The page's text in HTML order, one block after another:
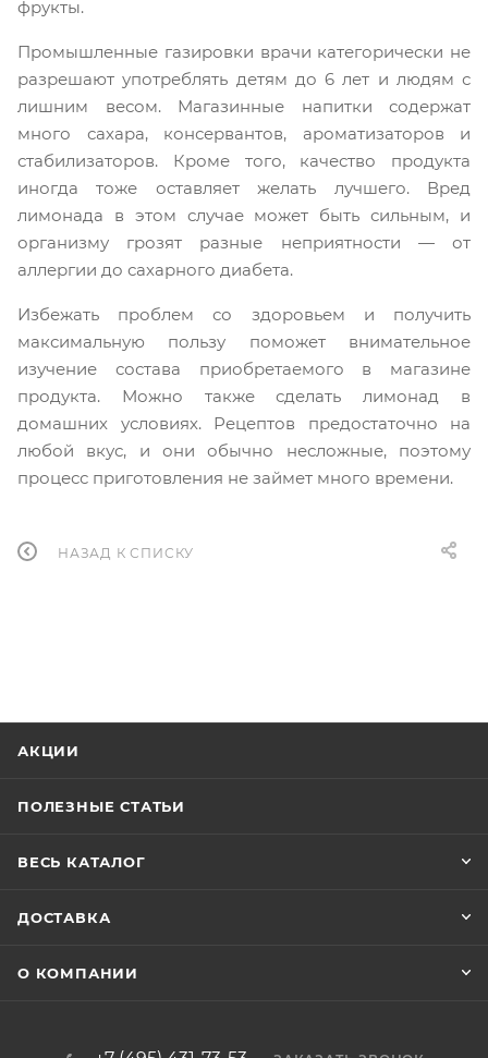
фрукты.
Промышленные газировки врачи категорически не
разрешают употреблять детям до 6 лет и людям с
лишним весом. Магазинные напитки содержат
много сахара, консервантов, ароматизаторов и
стабилизаторов. Кроме того, качество продукта
иногда тоже оставляет желать лучшего. Вред
лимонада в этом случае может быть сильным, и
организму грозят разные неприятности — от
аллергии до сахарного диабета.
Избежать проблем со здоровьем и получить
максимальную пользу поможет внимательное
изучение состава приобретаемого в магазине
продукта. Можно также сделать лимонад в
домашних условиях. Рецептов предостаточно на
любой вкус, и они обычно несложные, поэтому
процесс приготовления не займет много времени.
НАЗАД К СПИСКУ
АКЦИИ
ПОЛЕЗНЫЕ СТАТЬИ
ВЕСЬ КАТАЛОГ
ДОСТАВКА
О КОМПАНИИ